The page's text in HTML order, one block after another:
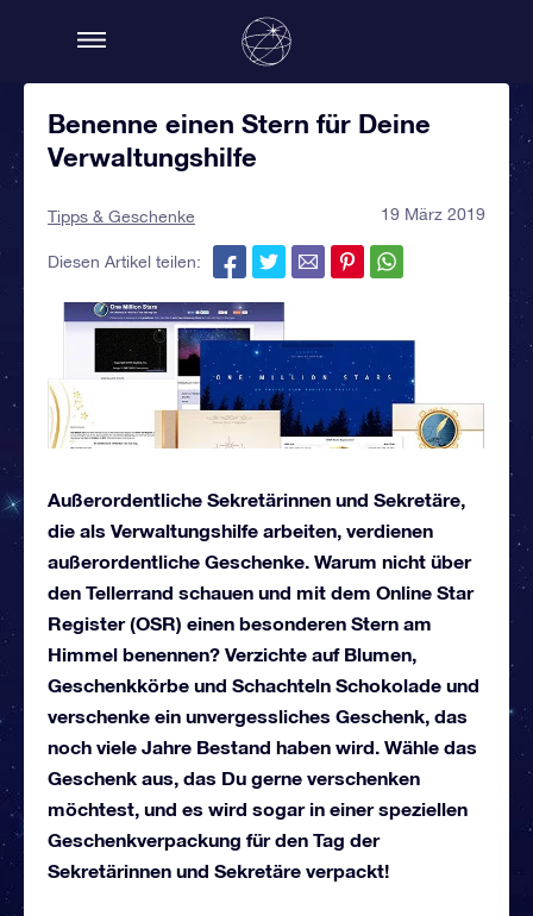
Benenne einen Stern für Deine
Verwaltungshilfe
Tipps & Geschenke 19 März 2019
Diesen Artikel teilen:
Außerordentliche Sekretärinnen und Sekretäre,
die als Verwaltungshilfe arbeiten, verdienen
außerordentliche Geschenke. Warum nicht über
den Tellerrand schauen und mit dem Online Star
Register (OSR) einen besonderen Stern am
Himmel benennen? Verzichte auf Blumen,
Geschenkkörbe und Schachteln Schokolade und
verschenke ein unvergessliches Geschenk, das
noch viele Jahre Bestand haben wird. Wähle das
Geschenk aus, das Du gerne verschenken
möchtest, und es wird sogar in einer speziellen
Geschenkverpackung für den Tag der
Sekretärinnen und Sekretäre verpackt!